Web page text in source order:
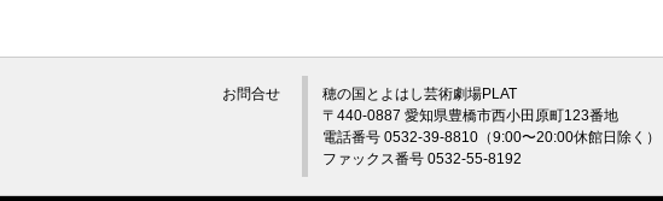
お問合せ
穂の国とよはし芸術劇場PLAT
〒440-0887 愛知県豊橋市西小田原町123番地
電話番号 0532-39-8810（9:00〜20:00休館日除く）
ファックス番号 0532-55-8192